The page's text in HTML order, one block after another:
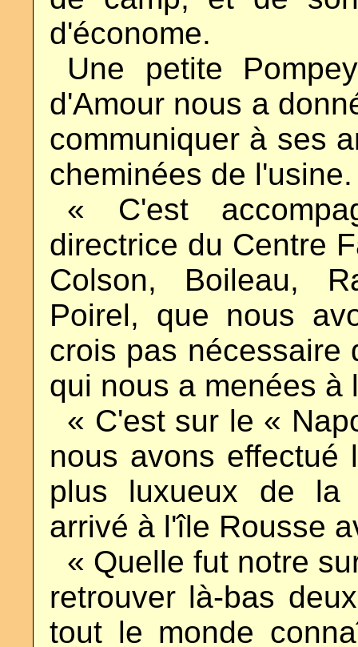
d'économe.
Une petite
d'Amour nous a
communiquer à ses
cheminées de l'usine.
« C'est
directrice du Centre
Colson, Boileau,
Poirel, que nous
crois pas nécessaire
qui nous a menées à
« C'est sur le «
nous avons
plus luxueux de la
arrivé à l'île Rousse
« Quelle fut notre
retrouver là-bas
tout le monde